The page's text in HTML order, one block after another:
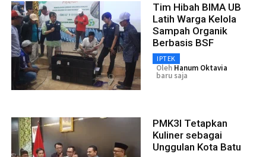
Tim Hibah BIMA UB
Latih Warga Kelola
Sampah Organik
Berbasis BSF
IPTEK
Oleh Hanum Oktavia
baru saja
PMK3I Tetapkan
Kuliner sebagai
Unggulan Kota Batu